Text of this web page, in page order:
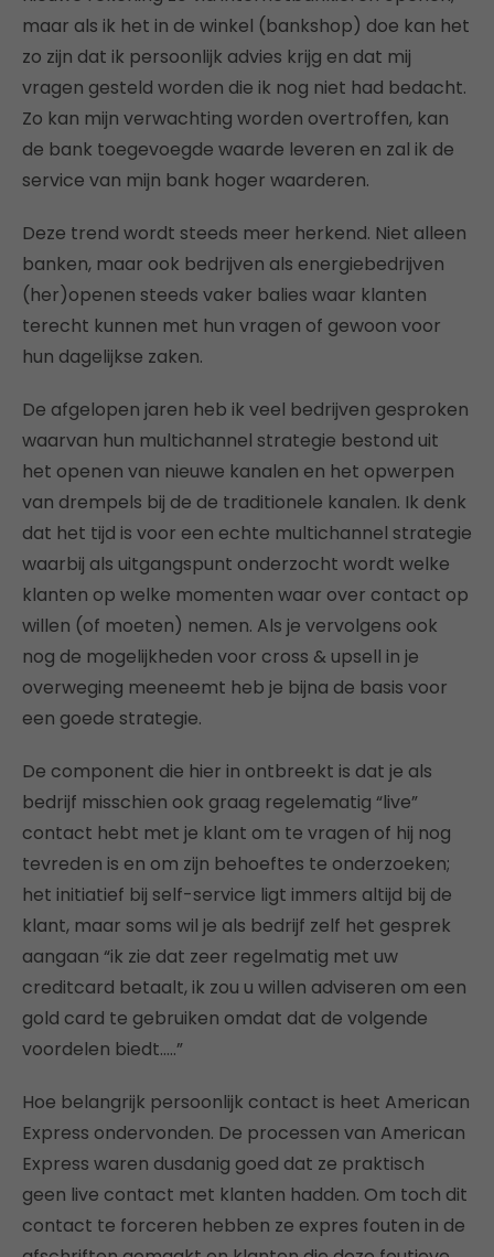
maar als ik het in de winkel (bankshop) doe kan het
zo zijn dat ik persoonlijk advies krijg en dat mij
vragen gesteld worden die ik nog niet had bedacht.
Zo kan mijn verwachting worden overtroffen, kan
de bank toegevoegde waarde leveren en zal ik de
service van mijn bank hoger waarderen.
Deze trend wordt steeds meer herkend. Niet alleen
banken, maar ook bedrijven als energiebedrijven
(her)openen steeds vaker balies waar klanten
terecht kunnen met hun vragen of gewoon voor
hun dagelijkse zaken.
De afgelopen jaren heb ik veel bedrijven gesproken
waarvan hun multichannel strategie bestond uit
het openen van nieuwe kanalen en het opwerpen
van drempels bij de de traditionele kanalen. Ik denk
dat het tijd is voor een echte multichannel strategie
waarbij als uitgangspunt onderzocht wordt welke
klanten op welke momenten waar over contact op
willen (of moeten) nemen. Als je vervolgens ook
nog de mogelijkheden voor cross & upsell in je
overweging meeneemt heb je bijna de basis voor
een goede strategie.
De component die hier in ontbreekt is dat je als
bedrijf misschien ook graag regelematig “live”
contact hebt met je klant om te vragen of hij nog
tevreden is en om zijn behoeftes te onderzoeken;
het initiatief bij self-service ligt immers altijd bij de
klant, maar soms wil je als bedrijf zelf het gesprek
aangaan “ik zie dat zeer regelmatig met uw
creditcard betaalt, ik zou u willen adviseren om een
gold card te gebruiken omdat dat de volgende
voordelen biedt…..”
Hoe belangrijk persoonlijk contact is heet American
Express ondervonden. De processen van American
Express waren dusdanig goed dat ze praktisch
geen live contact met klanten hadden. Om toch dit
contact te forceren hebben ze expres fouten in de